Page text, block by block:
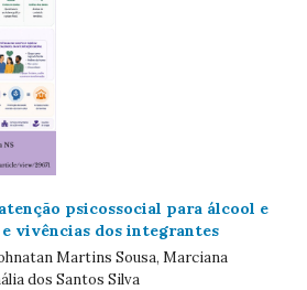
psicossocial para álcool e
vivências dos integrantes
Martins Sousa, Marciana
dos Santos Silva